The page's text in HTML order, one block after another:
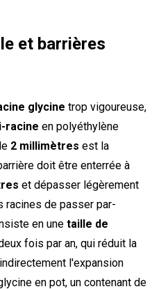
et barrières
glycine trop vigoureuse,
racine en polyéthylène
2 millimètres est la
doit être enterrée à
et dépasser légèrement
racines de passer par-
en une taille de
fois par an, qui réduit la
l'expansion
en pot, un contenant de